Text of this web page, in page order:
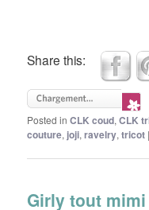
Share this:
Posted in CLK coud,CLK
couture, joji,ravelry,tricot |
Girly tout